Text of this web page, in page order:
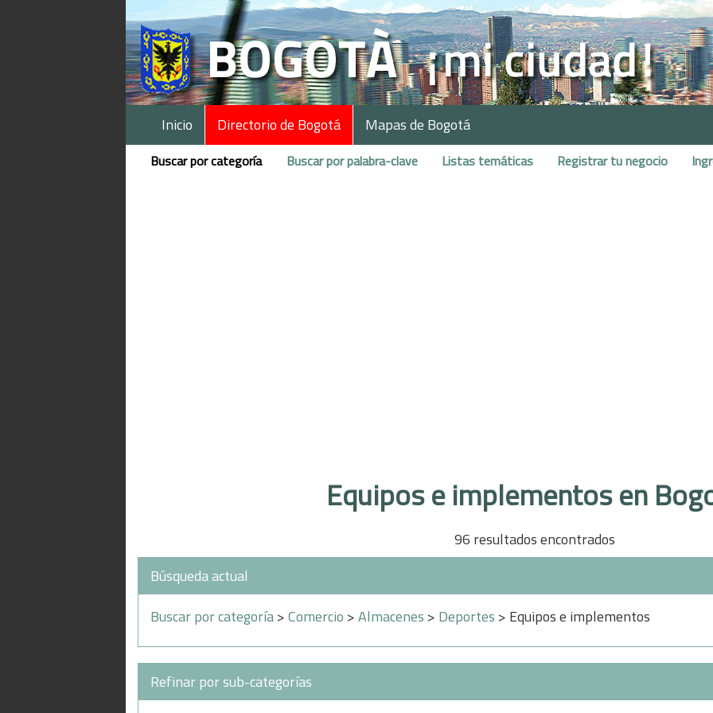
Inicio Directorio de Bogotá Mapas de Bogotá
Buscar por categoría Buscar por palabra-clave Listas temáticas Registrar tu negocio
Equipos e implementos en
96 resultados encontrados
Búsqueda actual
Buscar por categoría>Comercio >Almacenes > Deportes > Equipos e implementos
Refinar por sub-categorías